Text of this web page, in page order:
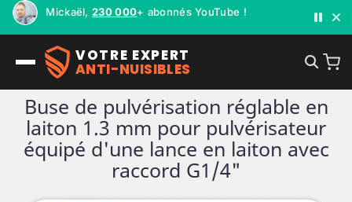
Mickaël, 230 000+ abonnés YouTube !
VOTRE EXPERT
ANTI-NUISIBLES
Buse de pulvérisation réglable en
laiton 1.3 mm pour pulvérisateur
équipé d'une lance en laiton avec
raccord G1/4"